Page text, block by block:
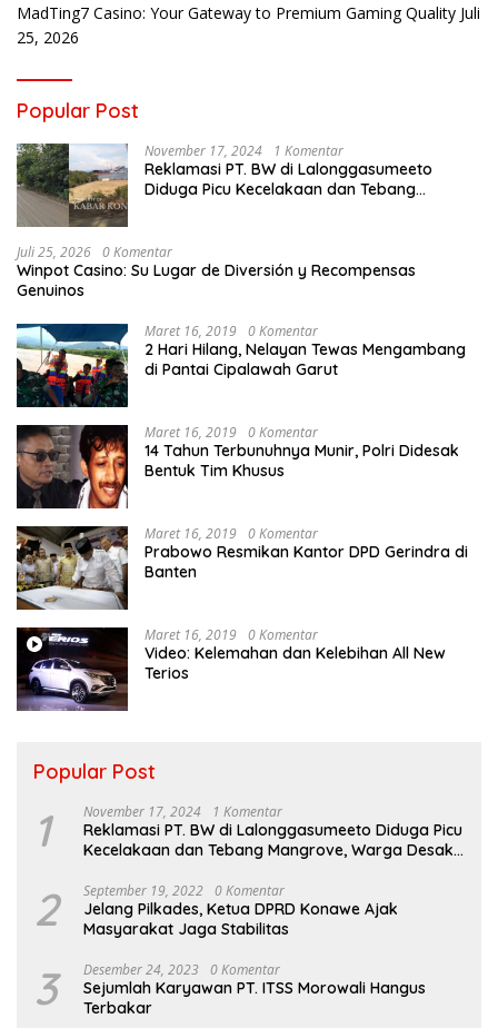
MadTing7 Casino: Your Gateway to Premium Gaming Quality Juli
25, 2026
Popular Post
November 17, 2024 1 Komentar
Reklamasi PT. BW di Lalonggasumeeto
Diduga Picu Kecelakaan dan Tebang
Juli 25, 2026 0 Komentar
Winpot Casino: Su Lugar de Diversión y Recompensas
Genuinos
Maret 16, 2019 0 Komentar
2 Hari Hilang, Nelayan Tewas Mengambang
di Pantai Cipalawah Garut
Maret 16, 2019 0 Komentar
14 Tahun Terbunuhnya Munir, Polri Didesak
Bentuk Tim Khusus
Maret 16, 2019 0 Komentar
Prabowo Resmikan Kantor DPD Gerindra di
Banten
Maret 16, 2019 0 Komentar
Video: Kelemahan dan Kelebihan All New
Terios
Popular Post
1 November 17, 2024 1 Komentar
Reklamasi PT. BW di Lalonggasumeeto Diduga Picu
Kecelakaan dan Tebang Mangrove, Warga Desak
2 September 19, 2022 0 Komentar
Jelang Pilkades, Ketua DPRD Konawe Ajak
Masyarakat Jaga Stabilitas
3 Desember 24, 2023 0 Komentar
Sejumlah Karyawan PT. ITSS Morowali Hangus
Terbakar